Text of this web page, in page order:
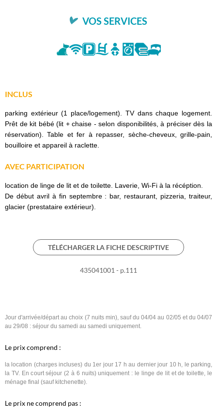
VOS SERVICES
INCLUS
parking extérieur (1 place/logement). TV dans chaque logement.
Prêt de kit bébé (lit + chaise - selon disponibilités, à préciser dès la
réservation). Table et fer à repasser, sèche-cheveux, grille-pain,
bouilloire et appareil à raclette.
AVEC PARTICIPATION
location de linge de lit et de toilette. Laverie, Wi-Fi à la récéption.
De début avril à fin septembre : bar, restaurant, pizzeria, traiteur,
glacier (prestataire extérieur).
TÉLÉCHARGER LA FICHE DESCRIPTIVE
435041001 - p.111
Jour d'arrivée/départ au choix (7 nuits min), sauf du 04/04 au 02/05 et du 04/07
au 29/08 : séjour du samedi au samedi uniquement.
Le prix comprend :
la location (charges incluses) du 1er jour 17 h au dernier jour 10 h, le parking,
la TV. En court séjour (2 à 6 nuits) uniquement : le linge de lit et de toilette, le
ménage final (sauf kitchenette).
Le prix ne comprend pas :